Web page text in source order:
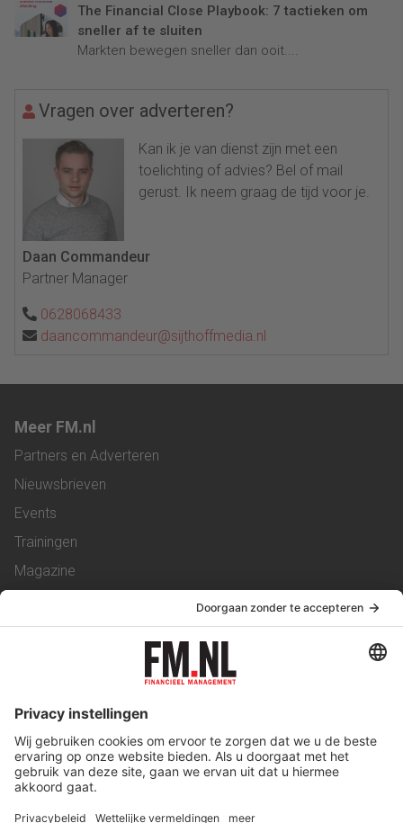
The Financial Close Playbook: 7 tactieken om
sneller af te sluiten
Markten bewegen sneller dan ooit....
Vragen over adverteren?
Kan ik je van dienst zijn met een
toelichting of advies? Bel of mail
gerust. Ik neem graag de tijd voor je.
Daan Commandeur
Partner Manager
0628068433
daancommandeur@sijthoffmedia.nl
Meer FM.nl
Partners en Adverteren
Nieuwsbrieven
Events
Trainingen
Magazine
Service & Contact
Werken bij ons
Privacy Statement
Algemene Voorwaarden